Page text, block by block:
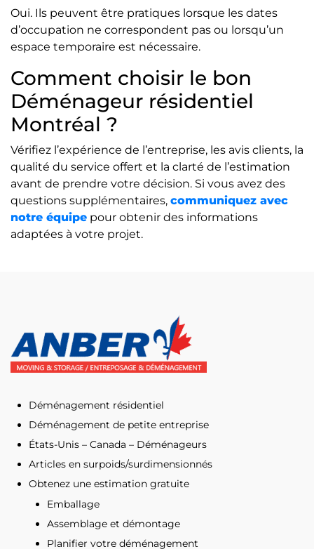
Oui. Ils peuvent être pratiques lorsque les dates
d’occupation ne correspondent pas ou lorsqu’un
espace temporaire est nécessaire.
Comment choisir le bon
Déménageur résidentiel
Montréal ?
Vérifiez l’expérience de l’entreprise, les avis clients, la
qualité du service offert et la clarté de l’estimation
avant de prendre votre décision. Si vous avez des
questions supplémentaires, communiquez avec
notre équipe pour obtenir des informations
adaptées à votre projet.
Déménagement résidentiel
Déménagement de petite entreprise
États-Unis – Canada – Déménageurs
Articles en surpoids/surdimensionnés
Obtenez une estimation gratuite
Emballage
Assemblage et démontage
Planifier votre déménagement